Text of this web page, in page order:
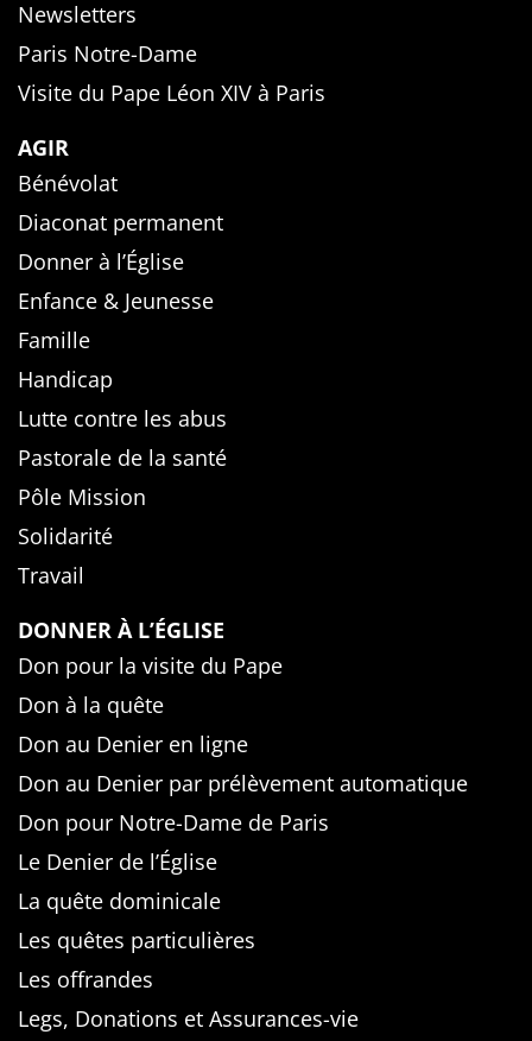
Newsletters
Paris Notre-Dame
Visite du Pape Léon XIV à Paris
AGIR
Bénévolat
Diaconat permanent
Donner à l’Église
Enfance & Jeunesse
Famille
Handicap
Lutte contre les abus
Pastorale de la santé
Pôle Mission
Solidarité
Travail
DONNER À L’ÉGLISE
Don pour la visite du Pape
Don à la quête
Don au Denier en ligne
Don au Denier par prélèvement automatique
Don pour Notre-Dame de Paris
Le Denier de l’Église
La quête dominicale
Les quêtes particulières
Les offrandes
Legs, Donations et Assurances-vie